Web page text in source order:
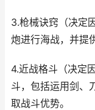
3.枪械诀窍（决定
炮进行海战，并提
4.近战格斗（决定
斗，包括运用剑、
取战斗优势。